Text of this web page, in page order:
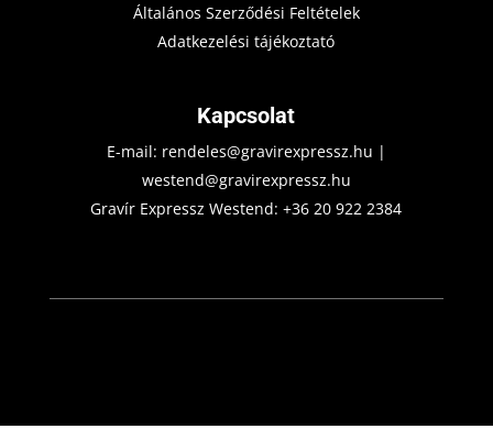
Általános Szerződési Feltételek
Adatkezelési tájékoztató
Kapcsolat
E-mail: rendeles@gravirexpressz.hu |
westend@gravirexpressz.hu
Gravír Expressz Westend:+36 20 922 2384